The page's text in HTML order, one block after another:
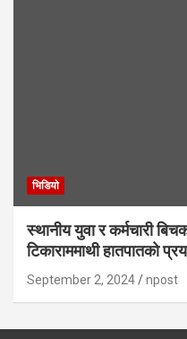
भिडियाे
स्थानीय युवा र कर्मचारी
टिकाराममाथी हातपातको
September 2, 2024 npost